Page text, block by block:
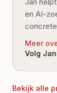
en AI-
Meer
Volg
Bekijk alle